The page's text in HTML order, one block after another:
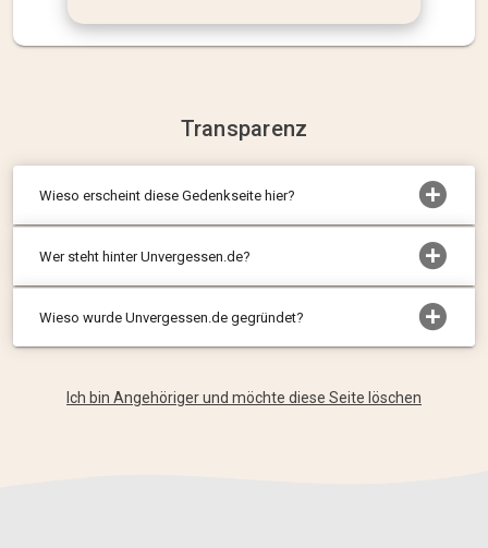
Transparenz
Wieso erscheint diese Gedenkseite hier?
Wer steht hinter Unvergessen.de?
Wieso wurde Unvergessen.de gegründet?
Ich bin Angehöriger und möchte diese Seite löschen